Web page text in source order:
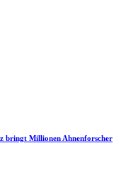
bringt Millionen Ahnenforscher